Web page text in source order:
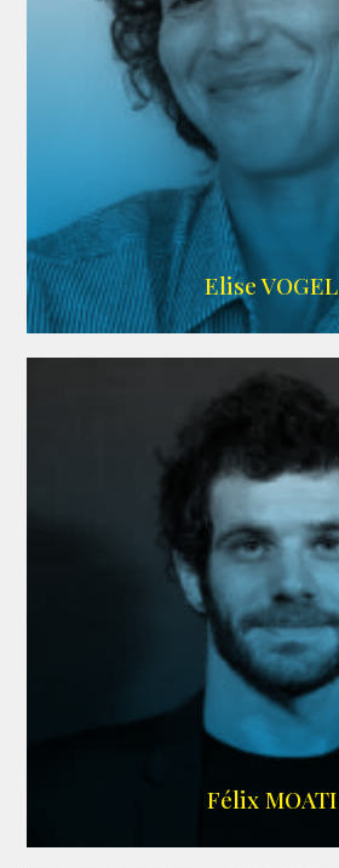
AGENCE IF ONLY
Elise VOGEL
Félix MOATI